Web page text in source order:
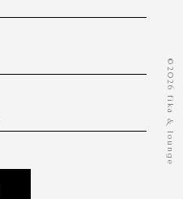
©️2026 fika & lounge